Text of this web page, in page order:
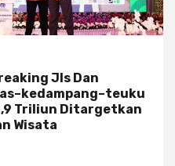
Jls Dan
Triliun Ditargetkan
Wisata